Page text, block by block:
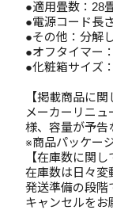
●適用畳数：28
●電源コード長
●その他：分解
●オフタイマー
●化粧箱サイズ
【掲載商品に関
メーカーリニ
様、容量が予告
※商品パッケー
【在庫数に関し
在庫数は日々変
発送準備の段階
キャンセルをお